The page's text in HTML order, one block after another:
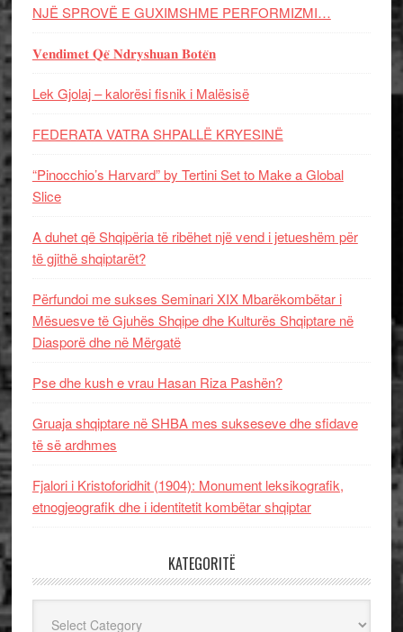
NJË SPROVË E GUXIMSHME PERFORMIZMI…
𝐕𝐞𝐧𝐝𝐢𝐦𝐞𝐭 𝐐𝐞̈ 𝐍𝐝𝐫𝐲𝐬𝐡𝐮𝐚𝐧 𝐁𝐨𝐭𝐞̈𝐧
Lek Gjolaj – kalorësi fisnik i Malësisë
FEDERATA VATRA SHPALLË KRYESINË
“Pinocchio’s Harvard” by Tertini Set to Make a Global
Slice
A duhet që Shqipëria të ribëhet një vend i jetueshëm për
të gjithë shqiptarët?
Përfundoi me sukses Seminari XIX Mbarëkombëtar i
Mësuesve të Gjuhës Shqipe dhe Kulturës Shqiptare në
Diasporë dhe në Mërgatë
Pse dhe kush e vrau Hasan Riza Pashën?
Gruaja shqiptare në SHBA mes sukseseve dhe sfidave
të së ardhmes
Fjalori i Kristoforidhit (1904): Monument leksikografik,
etnogjeografik dhe i identitetit kombëtar shqiptar
KATEGORITË